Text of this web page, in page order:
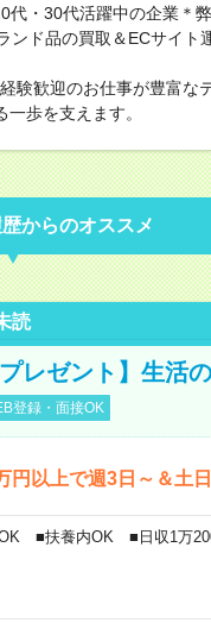
・30代活躍中の企業＊
ンド品の買取＆ECサイト
験歓迎のお仕事が豊富な
歩を支えます。
からのオススメ
読
レゼント】生活
登録・面接OK
以上で週3日～＆土日
■扶養内OK ■日収1万